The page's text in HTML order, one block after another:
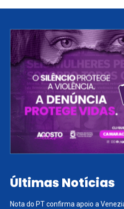
Últimas Notícias
Nota do PT confirma apoio a